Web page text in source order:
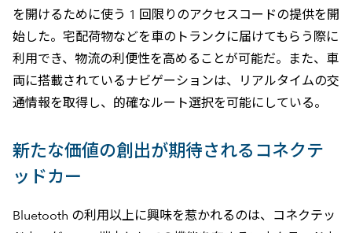
を開けるために使う 1 回限りのアクセスコードの提供を開
始した。宅配荷物などを車のトランクに届けてもらう際に
利用でき、物流の利便性を高めることが可能だ。また、車
両に搭載されているナビゲーションは、リアルタイムの交
通情報を取得し、的確なルート選択を可能にしている。
新たな価値の創出が期待されるコネクテ
ッドカー
Bluetooth の利用以上に興味を惹かれるのは、コネクテッ